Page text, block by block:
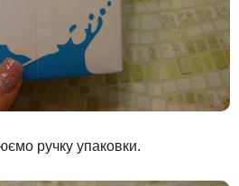
ручку упаковки.